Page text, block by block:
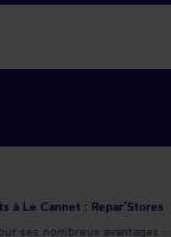
Le Cannet : Repar’Stores
ses nombreux